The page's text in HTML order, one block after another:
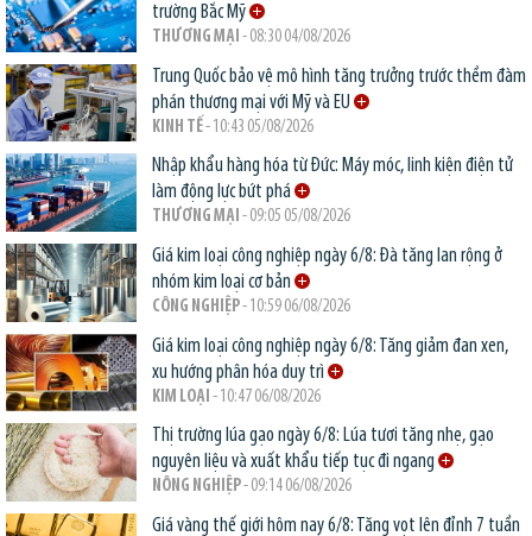
trường Bắc Mỹ
THƯƠNG MẠI - 08:30 04/08/2026
Trung Quốc bảo vệ mô hình tăng trưởng trước thềm đàm
phán thương mại với Mỹ và EU
KINH TẾ- 10:43 05/08/2026
Nhập khẩu hàng hóa từ Đức: Máy móc, linh kiện điện tử
làm động lực bứt phá
THƯƠNG MẠI - 09:05 05/08/2026
Giá kim loại công nghiệp ngày 6/8: Đà tăng lan rộng ở
nhóm kim loại cơ bản
CÔNG NGHIỆP- 10:59 06/08/2026
Giá kim loại công nghiệp ngày 6/8: Tăng giảm đan xen,
xu hướng phân hóa duy trì
KIM LOẠI - 10:47 06/08/2026
Thị trường lúa gạo ngày 6/8: Lúa tươi tăng nhẹ, gạo
nguyên liệu và xuất khẩu tiếp tục đi ngang
NÔNG NGHIỆP- 09:14 06/08/2026
Giá vàng thế giới hôm nay 6/8: Tăng vọt lên đỉnh 7 tuần